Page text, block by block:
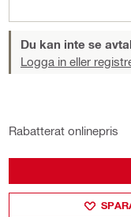
Du kan inte se
Logga in eller
Rabatterat onlinepris